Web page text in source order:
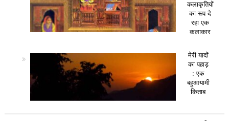
कलाकृतियों
का रूप दे
रहा एक
कलाकार
मेरी यादों
का पहाड़
: एक
बहुआयामी
किताब